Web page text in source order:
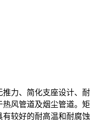
力、简化支座设计、耐
风管道及烟尘管道。矩
较好的耐高温和耐腐蚀